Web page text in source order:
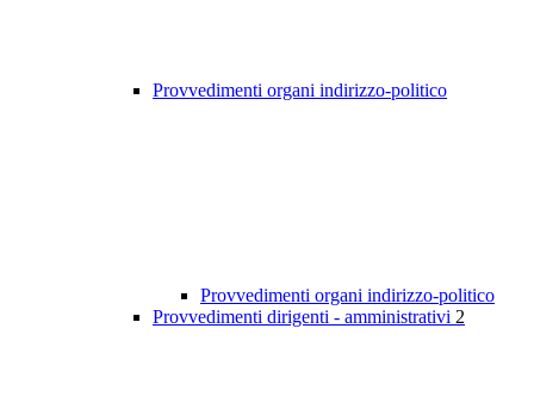
Provvedimenti organi indirizzo-politico
Provvedimenti organi indirizzo-politico
Provvedimenti dirigenti - amministrativi 2